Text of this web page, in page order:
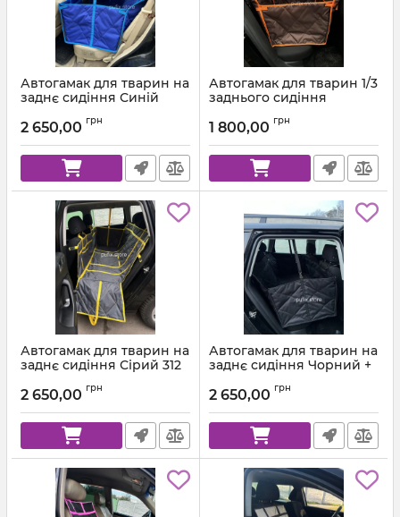
Автогамак для тварин на
заднє сидіння Синій
стропа
2 650,00 грн
Автогамак для тварин 1/3
заднього сидіння
Помаранчева стропа
1 800,00 грн
Автогамак для тварин на
заднє сидіння Сірий 312
2 650,00 грн
Автогамак для тварин на
заднє сидіння Чорний +
2 650,00 грн